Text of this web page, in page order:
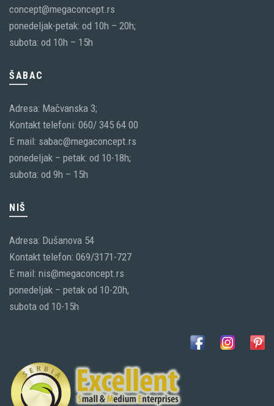
concept@megaconcept.rs
ponedeljak-petak: od 10h – 20h;
subota: od 10h – 15h
ŠABAC
Adresa: Mačvanska 3;
Kontakt telefoni: 060/ 345 64 00
E mail: sabac@megaconcept.rs
ponedeljak – petak: od 10-18h;
subota: od 9h – 15h
NIŠ
Adresa: Dušanova 54
Kontakt telefon: 069/3171-727
E mail: nis@megaconcept.rs
ponedeljak – petak od 10-20h,
subota od 10-15h